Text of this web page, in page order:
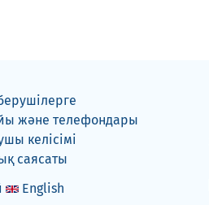
және телефондары
келісімі
саясаты
English